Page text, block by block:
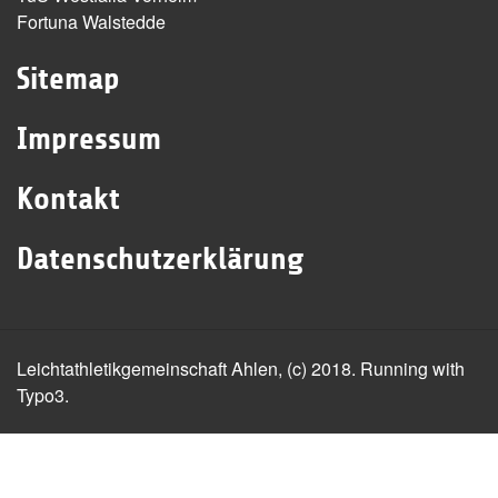
Fortuna Walstedde
Sitemap
Impressum
Kontakt
Datenschutzerklärung
Leichtathletikgemeinschaft Ahlen, (c) 2018. Running with
Typo3.